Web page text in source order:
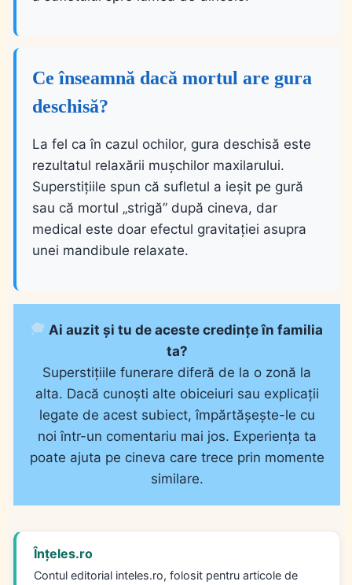
Ce înseamnă dacă mortul are gura
deschisă?
La fel ca în cazul ochilor, gura deschisă este
rezultatul relaxării mușchilor maxilarului.
Superstițiile spun că sufletul a ieșit pe gură
sau că mortul „strigă” după cineva, dar
medical este doar efectul gravitației asupra
unei mandibule relaxate.
Ai auzit și tu de aceste credințe în familia
ta?
Superstițiile funerare diferă de la o zonă la
alta. Dacă cunoști alte obiceiuri sau explicații
legate de acest subiect, împărtășește-le cu
noi într-un comentariu mai jos. Experiența ta
poate ajuta pe cineva care trece prin momente
similare.
Înțeles.ro
Contul editorial inteles.ro, folosit pentru articole de